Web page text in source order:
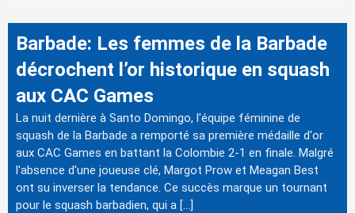
Barbade: Les femmes de la Barbade
décrochent l’or historique en squash
aux CAC Games
La nuit dernière à Santo Domingo, l'équipe féminine de
squash de la Barbade a remporté sa première médaille d'or
aux CAC Games en battant la Colombie 2-1 en finale. Malgré
l'absence d'une joueuse clé, Margot Prow et Meagan Best
ont su inverser la tendance. Ce succès marque un tournant
pour le squash barbadien, qui a […]